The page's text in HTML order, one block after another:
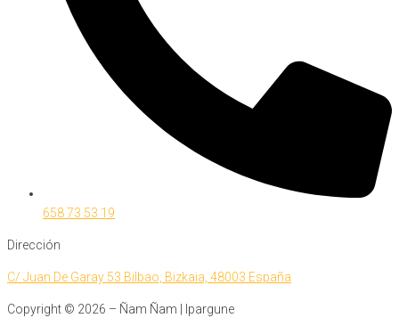
658 73 53 19
Dirección
C/ Juan De Garay 53 Bilbao, Bizkaia, 48003 España
Copyright © 2026 – Ñam Ñam | Ipargune